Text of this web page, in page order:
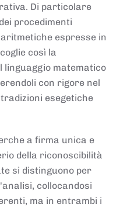
Di particolare
procedimenti
espresse in
così la
linguaggio matematico
con rigore nel
esegetiche
a firma unica e
della riconoscibilità
si distinguono per
collocandosi
ma in entrambi i